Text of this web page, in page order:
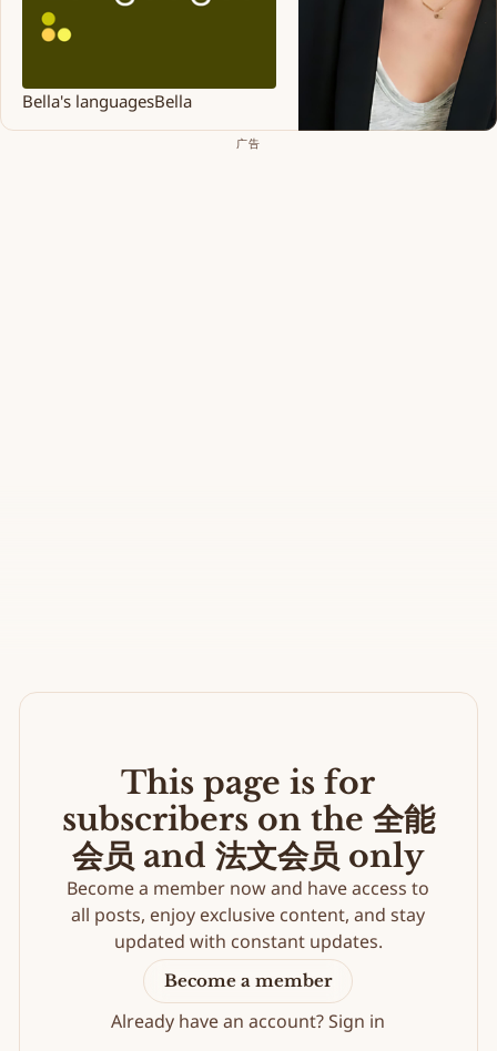
Bella's languagesBella
广告
This page is for
subscribers on the 全能
会员 and 法文会员 only
Become a member now and have access to
all posts, enjoy exclusive content, and stay
updated with constant updates.
Become a member
Already have an account?Sign in